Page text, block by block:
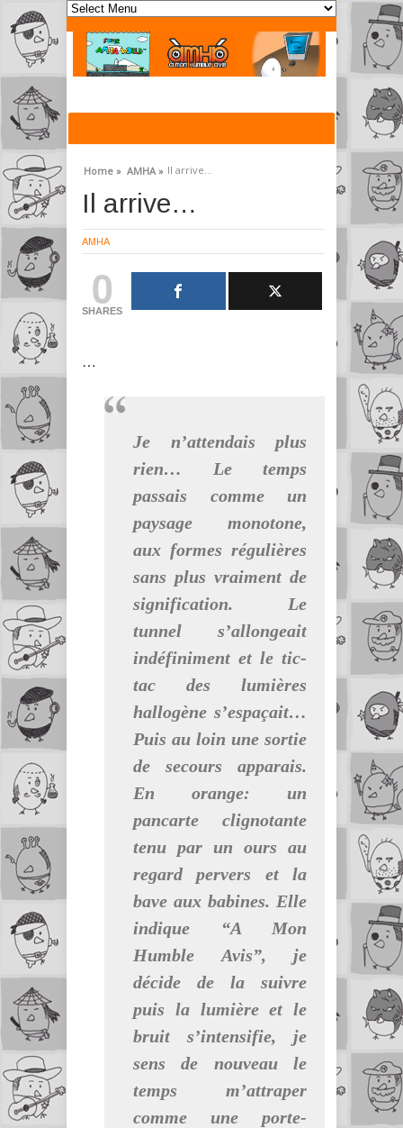
Home » AMHA » Il arrive…
Il arrive…
AMHA
0
SHARES
…
Je n’attendais plus
rien… Le temps
passais comme un
paysage monotone,
aux formes régulières
sans plus vraiment de
signification. Le
tunnel s’allongeait
indéfiniment et le tic-
tac des lumières
hallogène s’espaçait…
Puis au loin une sortie
de secours apparais.
En orange: un
pancarte clignotante
tenu par un ours au
regard pervers et la
bave aux babines. Elle
indique “A Mon
Humble Avis”, je
décide de la suivre
puis la lumière et le
bruit s’intensifie, je
sens de nouveau le
temps m’attraper
comme une porte-